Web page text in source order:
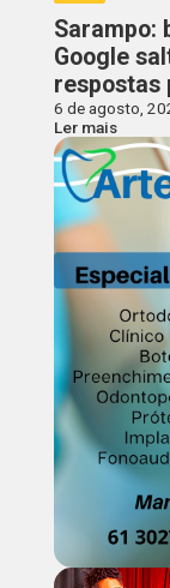
Sarampo:
Google
respostas
6 de agosto,
Ler mais